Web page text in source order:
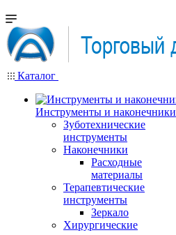
Каталог
Инструменты и наконечники
Зуботехнические
инструменты
Наконечники
Расходные
материалы
Терапевтические
инструменты
Зеркало
Хирургические